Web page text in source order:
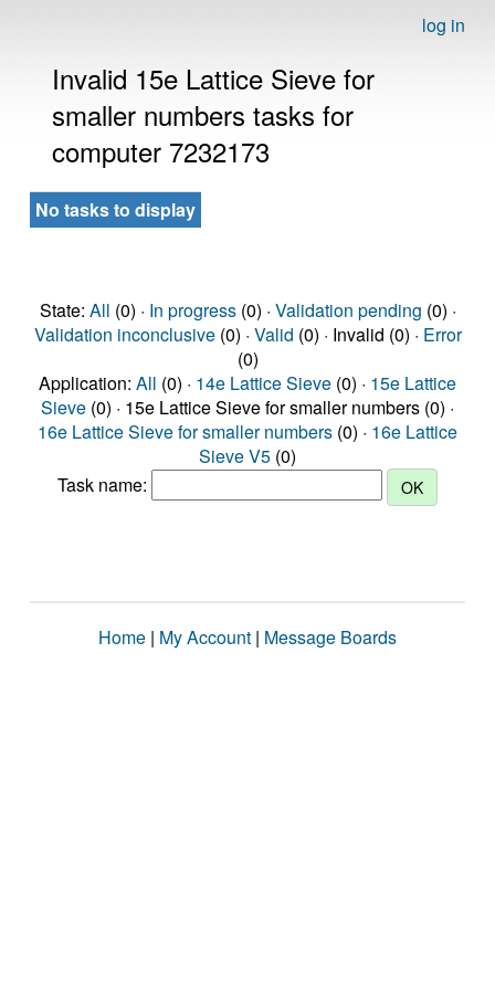
log in
Invalid 15e Lattice Sieve for
smaller numbers tasks for
computer 7232173
No tasks to display
State: All (0) · In progress(0) · Validation pending (0) ·
Validation inconclusive(0) · Valid (0) · Invalid (0) · Error
(0)
Application: All (0) · 14e Lattice Sieve (0) · 15e Lattice
Sieve (0) · 15e Lattice Sieve for smaller numbers (0) ·
16e Lattice Sieve for smaller numbers (0) · 16e Lattice
Sieve V5 (0)
Task name:
Home | My Account | Message Boards